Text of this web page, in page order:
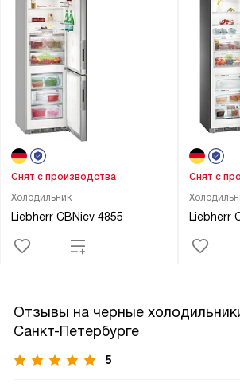
Холодильник
Liebherr CBNicv 4855
Снят с производства
Liebherr
Снят с
Отзывы на черные
Санкт-Петербурге
5